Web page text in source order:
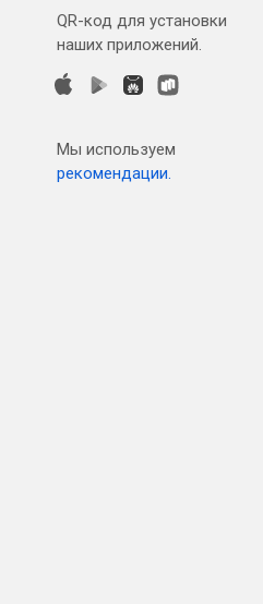
QR-код для установки
наших приложений.
Мы используем
рекомендации.